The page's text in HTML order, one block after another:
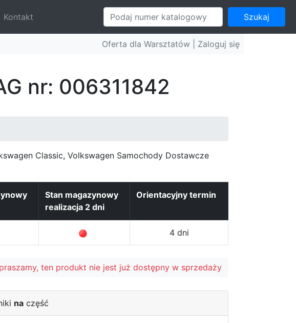
Kontakt Szukaj
Oferta dla Warsztatów | Zaloguj się
nr: 006311842
Classic, Volkswagen Samochody Dostawcze
Stan magazynowy
realizacja 2 dni
Orientacyjny termin
4 dni
ten produkt nie jest już dostępny w sprzedaży
na część